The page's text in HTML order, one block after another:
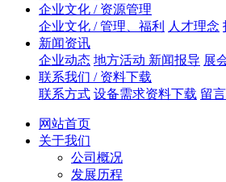
企业文化 / 资源管理
企业文化 / 管理、福利
人才理念
新闻资讯
企业动态 地方活动 新闻报导 展
联系我们 / 资料下载
联系方式 设备需求资料下载 留
网站首页
关于我们
公司概况
发展历程